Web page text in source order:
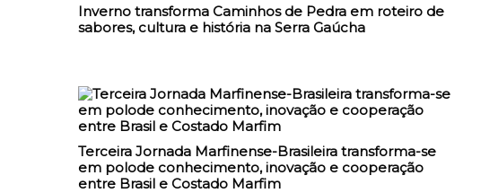
Inverno transforma Caminhos de Pedra em roteiro de
sabores, cultura e história na Serra Gaúcha
Terceira Jornada Marfinense-Brasileira transforma-se
em polode conhecimento, inovação e cooperação
entre Brasil e Costado Marfim